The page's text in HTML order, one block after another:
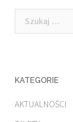
Szukaj:
KATEGORIE
AKTUALNOŚCI